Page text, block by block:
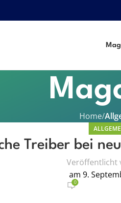
Home
Treiber bei
Veröffentlicht
am 9.
0